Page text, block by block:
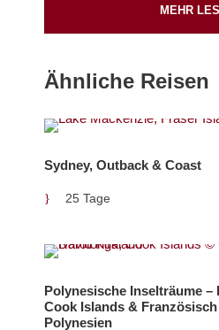
Abreiseort
Flughafen Wien ( Google Map
Abreisetag
Tägliche Abreise
Airlines
MEHR
Ähnliche Reisen
Sydney, Outback & Coast
25 Tage
Polynesische Inselträume –
Cook Islands & Französisch
Polynesien